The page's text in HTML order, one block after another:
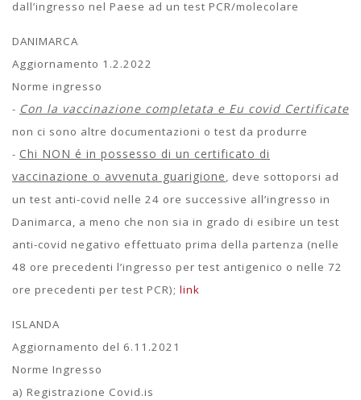
dall’ingresso nel Paese ad un test PCR/molecolare
DANIMARCA
Aggiornamento 1.2.2022
Norme ingresso
- Con la vaccinazione completata e Eu covid Certificate
non ci sono altre documentazioni o test da produrre
- Chi NON é in possesso di un certificato di
vaccinazione o avvenuta guarigione, deve sottoporsi ad
un test anti-covid nelle 24 ore successive all’ingresso in
Danimarca, a meno che non sia in grado di esibire un test
anti-covid negativo effettuato prima della partenza (nelle
48 ore precedenti l’ingresso per test antigenico o nelle 72
ore precedenti per test PCR); link
ISLANDA
Aggiornamento del 6.11.2021
Norme Ingresso
a) Registrazione Covid.is